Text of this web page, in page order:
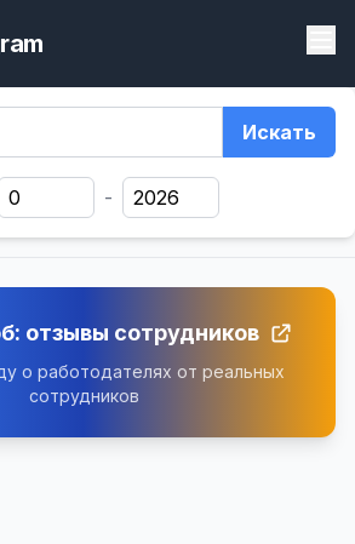
Искать
-
отзывы сотрудников
о работодателях от реальных
сотрудников